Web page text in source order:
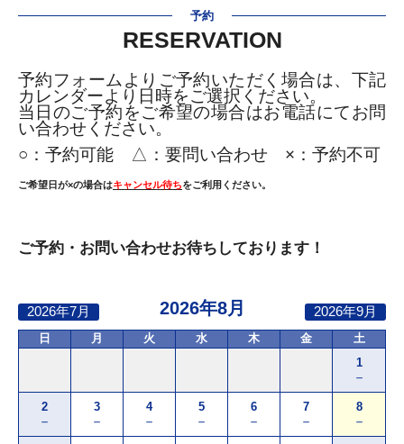
予約
RESERVATION
予約フォームよりご予約いただく場合は、下記
カレンダーより日時をご選択ください。
当日のご予約をご希望の場合はお電話にてお問
い合わせください。
○： 予約可能 △：要問い合わせ ×：予約不可
ご希望日が×の場合はキャンセル待ちをご利用ください。
ご予約・お問い合わせお待ちしております！
2026年8月
日 月 火 水 木 金
土
1
－
2
－
3
－
4
－
5
－
6
－
7
－
8
－
2026年7月 2026年9月